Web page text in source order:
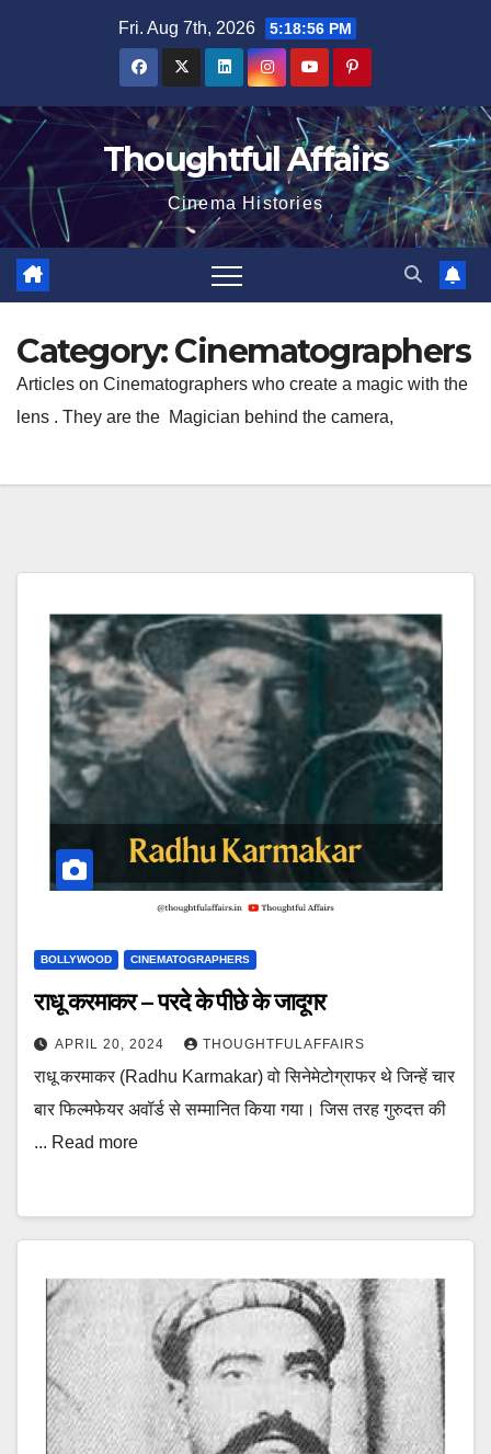
Fri. Aug 7th, 2026 5:18:57 PM
Thoughtful Affairs
Cinema Histories
Category:Cinematographers
Articles on Cinematographers who create a magic with the
lens . They are the Magician behind the camera,
BOLLYWOOD CINEMATOGRAPHERS
राधू करमाकर – परदे के पीछे के जादूगर
APRIL 20, 2024 THOUGHTFULAFFAIRS
राधू करमाकर (Radhu Karmakar) वो सिनेमेटोग्राफर थे जिन्हें चार
बार फिल्मफेयर अवॉर्ड से सम्मानित किया गया। जिस तरह गुरुदत्त की
... Read more